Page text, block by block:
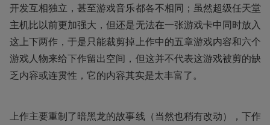
开发互相独立，甚至游戏音乐都各不相同；虽然超级任天堂
主机比以前更加强大，但还是无法在一张游戏卡中同时放入
这上下两作，于是只能裁剪掉上作中的五章游戏内容和六个
游戏人物来给下作留出空间，但这并不代表这游戏被剪的缺
乏内容或连贯性，它的内容其实是太丰富了。
上作主要重制了暗黑龙的故事线（当然也稍有改动），下作